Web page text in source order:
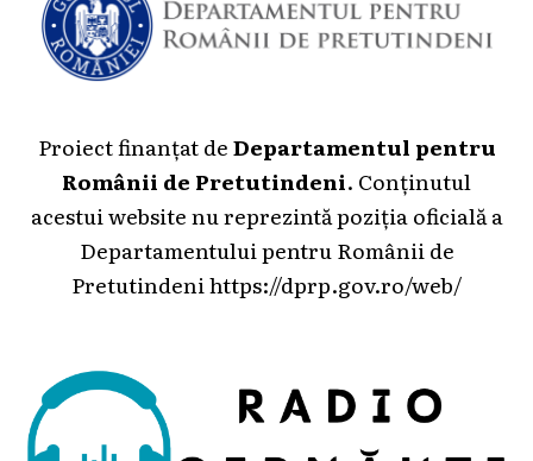
Proiect finanțat deDepartamentul pentru
Românii de Pretutindeni. Conținutul
acestui website nu reprezintă poziția oficială a
Departamentului pentru Românii de
Pretutindeni https://dprp.gov.ro/web/